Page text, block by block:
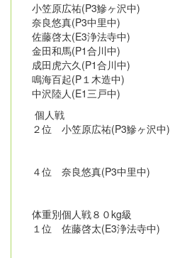
小笠原広祐(P3鰺ヶ沢中)
奈良悠真(P3中里中)
佐藤啓太(E3浄法寺中)
金田和馬(P1合川中)
成田虎六久(P1合川中)
鳴海百起(P１木造中)
中沢陸人(E1三戸中)
個人戦
２位 小笠原広祐(P3鰺ヶ沢中)
４位 奈良悠真(P3中里中)
体重別個人戦８０kg級
１位 佐藤啓太(E3浄法寺中)